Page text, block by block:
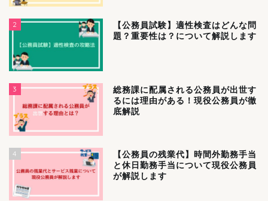
2
【公務員試験】適性検査はどんな問
題？重要性は？について解説します
3
総務課に配属される公務員が出世す
るには理由がある！現役公務員が徹
底解説
4
【公務員の残業代】時間外勤務手当
と休日勤務手当について現役公務員
が解説します